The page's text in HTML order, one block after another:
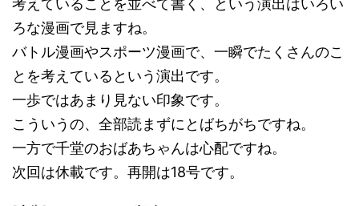
考えていることを並べて書く、という演出はいろい
ろな漫画で見ますね。
バトル漫画やスポーツ漫画で、一瞬でたくさんのこ
とを考えているという演出です。
一歩ではあまり見ない印象です。
こういうの、全部読まずにとばちがちですね。
一方で千堂のおばあちゃんは心配ですね。
次回は休載です。再開は18号です。